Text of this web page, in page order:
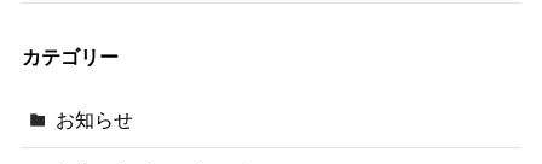
カテゴリー
お知らせ